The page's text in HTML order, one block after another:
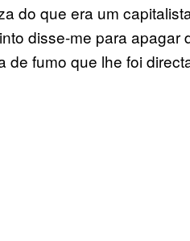
do que era um
disse-me para
de fumo que lhe foi